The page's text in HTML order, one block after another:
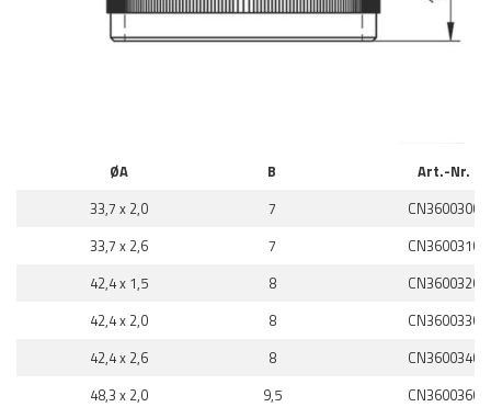
ØA B
Art.-Nr.
33,7 x 2,0
7
CN3600300
33,7 x 2,6
7
CN3600310
42,4 x 1,5
8
CN3600320
42,4 x 2,0
8
CN3600330
42,4 x 2,6
8
CN3600340
48,3 x 2,0
9,5
CN3600360